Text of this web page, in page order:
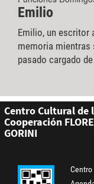
Emilio
Emilio, un escritor
memoria mientras
pasado cargado
Centro Cultural de
Cooperación
GORINI
Centro